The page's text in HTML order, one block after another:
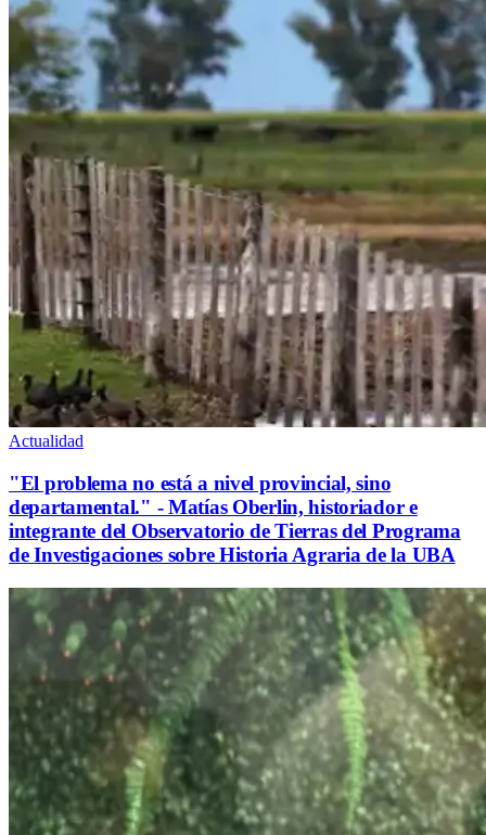
Actualidad
"El problema no está a nivel provincial, sino
departamental." - Matías Oberlin, historiador e
integrante del Observatorio de Tierras del Programa
de Investigaciones sobre Historia Agraria de la UBA